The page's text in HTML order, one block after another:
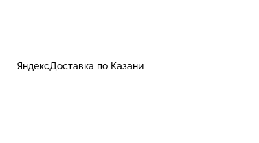
ЯндексДоставка по Казани